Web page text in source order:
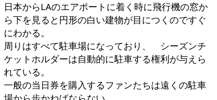
日本からLAのエアポートに着く時に飛行機の窓か
ら下を見ると円形の白い建物が目につくのですぐ
にわかる。
周りはすべて駐車場になっており、 シーズンチ
ケットホルダーは自動的に駐車する権利が与えら
れている。
一般の当日券を購入するファンたちは遠くの駐車